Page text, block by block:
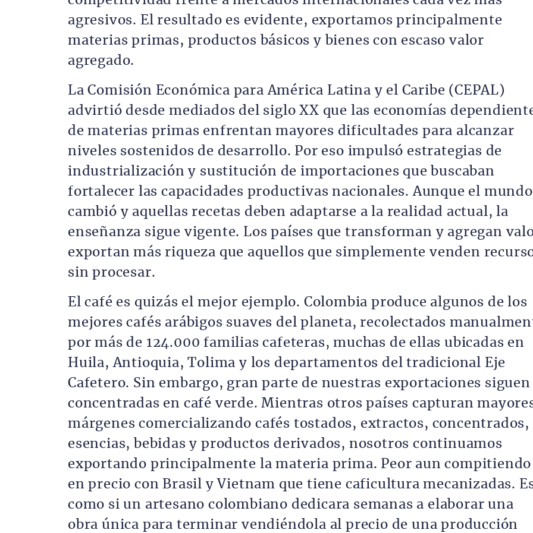
agresivos. El resultado es evidente, exportamos principalmente
materias primas, productos básicos y bienes con escaso valor
agregado.
La Comisión Económica para América Latina y el Caribe (CEPAL)
advirtió desde mediados del siglo XX que las economías
de materias primas enfrentan mayores dificultades para alcanzar
niveles sostenidos de desarrollo. Por eso impulsó estrategias de
industrialización y sustitución de importaciones que buscaban
fortalecer las capacidades productivas nacionales. Aunque el mundo
cambió y aquellas recetas deben adaptarse a la realidad actual, la
enseñanza sigue vigente. Los países que transforman y agregan
exportan más riqueza que aquellos que simplemente venden
sin procesar.
El café es quizás el mejor ejemplo. Colombia produce algunos de los
mejores cafés arábigos suaves del planeta, recolectados
por más de 124.000 familias cafeteras, muchas de ellas ubicadas en
Huila, Antioquia, Tolima y los departamentos del tradicional Eje
Cafetero. Sin embargo, gran parte de nuestras exportaciones siguen
concentradas en café verde. Mientras otros países capturan
márgenes comercializando cafés tostados, extractos, concentrados,
esencias, bebidas y productos derivados, nosotros continuamos
exportando principalmente la materia prima. Peor aun compitiendo
en precio con Brasil y Vietnam que tiene caficultura mecanizadas.
como si un artesano colombiano dedicara semanas a elaborar una
obra única para terminar vendiéndola al precio de una producción